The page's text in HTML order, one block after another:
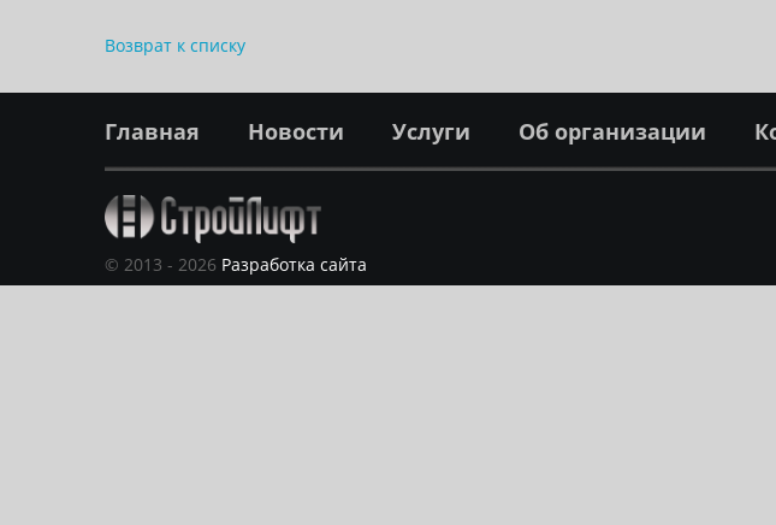
Возврат к списку
Главная Новости Услуги Об организации
© 2013 - 2026 Разработка сайта